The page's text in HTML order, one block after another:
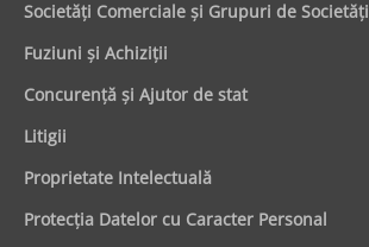
Societăţi Comerciale şi Grupuri de Societăţi
Fuziuni şi Achiziţii
Concurenţă şi Ajutor de stat
Litigii
Proprietate Intelectuală
Protecţia Datelor cu Caracter Personal